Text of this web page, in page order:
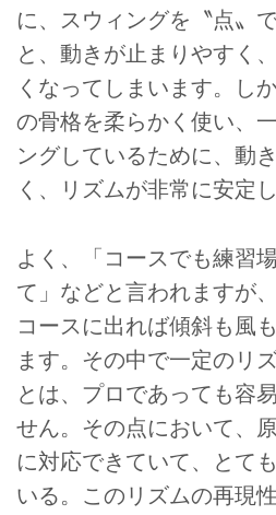
に、スウィングを〝点〟
と、動きが止まりやすく
くなってしまいます。し
の骨格を柔らかく使い、
ングしているために、動
く、リズムが非常に安定
よく、「コースでも練習
て」などと言われますが
コースに出れば傾斜も風
ます。その中で一定のリ
とは、プロであっても容
せん。その点において、
に対応できていて、とて
いる。このリズムの再現